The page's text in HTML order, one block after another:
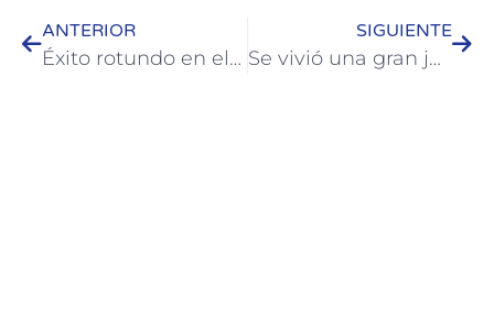
ANTERIOR
Éxito rotundo en el Torneo de Ajedrez “Fiesta Nacional de la Artesanía 2026”
SIGUIENTE
Se vivió una gran jornada en el torneo de Beach Hockey en Playa Inkier